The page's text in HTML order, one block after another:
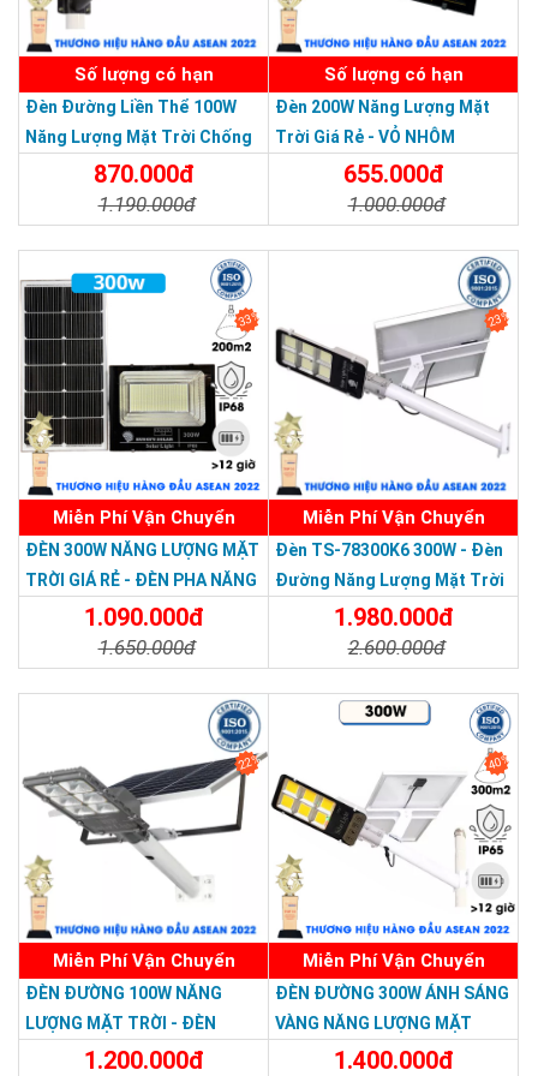
An tâm mua hàng với phiếu bảo hành chính
hãng
nhập khẩu và phân phối đèn năng lượng mặt trời hàng đầu uy
tín tại Việt Nam. Công ty Chúng tôi hợp tác bởi dây chuyền sản
xuất công nghệ hiện đại, kỹ thuật tiên tiến, đảm bảo mọi sản
phẩm đều phải đạt đến các tiêu chí chất lượng trước khi được
đưa ra thị trường.
CÔNG TY TNHH TM KT HOÀNG QUỐC BẢO
Hotline: 0937.685.000
Trụ sở chính: 126 Tân Quý, P.Tân Quý, Q.Tân Phú, TP.HCM
Chi Nhánh Thủ Đức: 307 Quốc lộ 13 Phường Hiệp Bình Phước ,
Thành Phố Thủ Đức.
Chi Nhánh Đồng Nai: 2394 Quốc Lộ 1K, Phường Hoá An, TP.
Biên Hoà, Tỉnh Đồng Nai
SẢN PHẨM DỊCH VỤ CHẤT LƯỢNG ASEAN 2019
Thương hiệu dẫn đầu Việt Nam 2023
Số lượng có hạn
Đèn Đường Liền Thể 100W
Năng Lượng Mặt Trời Chống
Nước Giá Rẻ870.000đ
1.190.000đ
Số lượng có hạn
Đèn 200W Năng Lượng Mặt
Trời Giá Rẻ - VỎ NHÔM
655.000đ
1.000.000đ
33%
Miễn Phí Vận Chuyển
ĐÈN 300W NĂNG LƯỢNG MẶT
TRỜI GIÁ RẺ - ĐÈN PHA NĂNG
LƯỢNG MẶT TRỜI 300W MẪU
1.090.000đ
1.650.000đ
23%
Miễn Phí Vận Chuyển
Đèn TS-78300K6 300W - Đèn
Đường Năng Lượng Mặt Trời
300W TS-78300K6 - Solar
Light 300W
1.980.000đ
2.600.000đ
22%
Miễn Phí Vận Chuyển
ĐÈN ĐƯỜNG 100W NĂNG
LƯỢNG MẶT TRỜI - ĐÈN
ĐƯỜNG NĂNG LƯỢNG MẶT
1.200.000đ
40%
Miễn Phí Vận Chuyển
ĐÈN ĐƯỜNG 300W ÁNH SÁNG
VÀNG NĂNG LƯỢNG MẶT
TRỜI - Solar Light 300W
1.400.000đ